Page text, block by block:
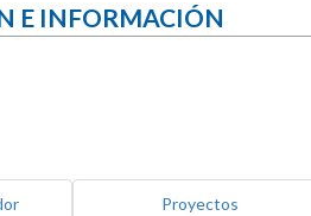
E INFORMACIÓN
Proyectos